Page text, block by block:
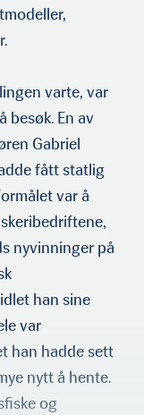
varte, var
besøk. En av
Gabriel
fått statlig
var å
nyvinninger på
han sine
var
han hadde sett
nytt å hente.
og